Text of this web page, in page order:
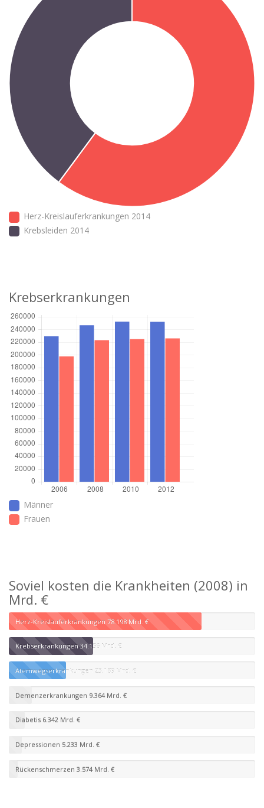
Herz-Kreislauferkrankungen 2014
Krebsleiden 2014
Krebserkrankungen
Männer
Frauen
Soviel kosten die Krankheiten (2008) in
Mrd. €
Herz-Kreislauferkrankungen78.198 Mrd. €
Krebserkrankungen34.156 Mrd. €
Atemwegserkrankungen23.189 Mrd. €
Demenzerkrankungen 9.364 Mrd. €
Diabetis 6.342 Mrd. €
Depressionen 5.233 Mrd. €
Rückenschmerzen3.574 Mrd. €